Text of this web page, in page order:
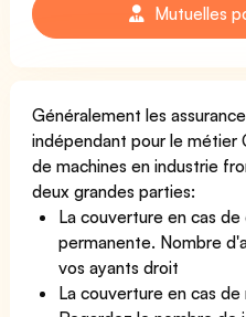
Mutuelles
Généralement les
indépendant pour le
de machines en industrie
deux grandes parties:
La couverture en cas
permanente. Nombre
vos ayants droit
La couverture en cas